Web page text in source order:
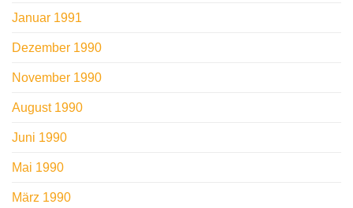
Januar 1991
Dezember 1990
November 1990
August 1990
Juni 1990
Mai 1990
März 1990